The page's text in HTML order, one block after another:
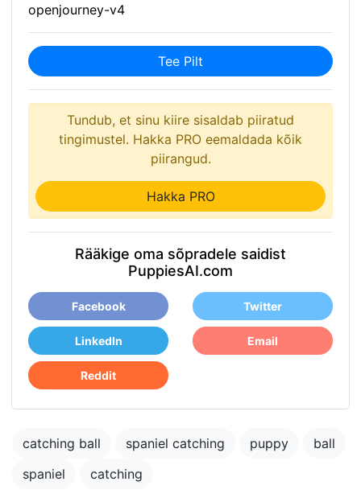
openjourney-v4
Tee Pilt
Tundub, et sinu kiire sisaldab piiratud
tingimustel. Hakka PRO eemaldada kõik
piirangud.
Hakka PRO
Rääkige oma sõpradele saidist
PuppiesAI.com
Facebook Twitter
LinkedIn Email
Reddit
catching ball spaniel catching puppy
ball
spaniel
catching